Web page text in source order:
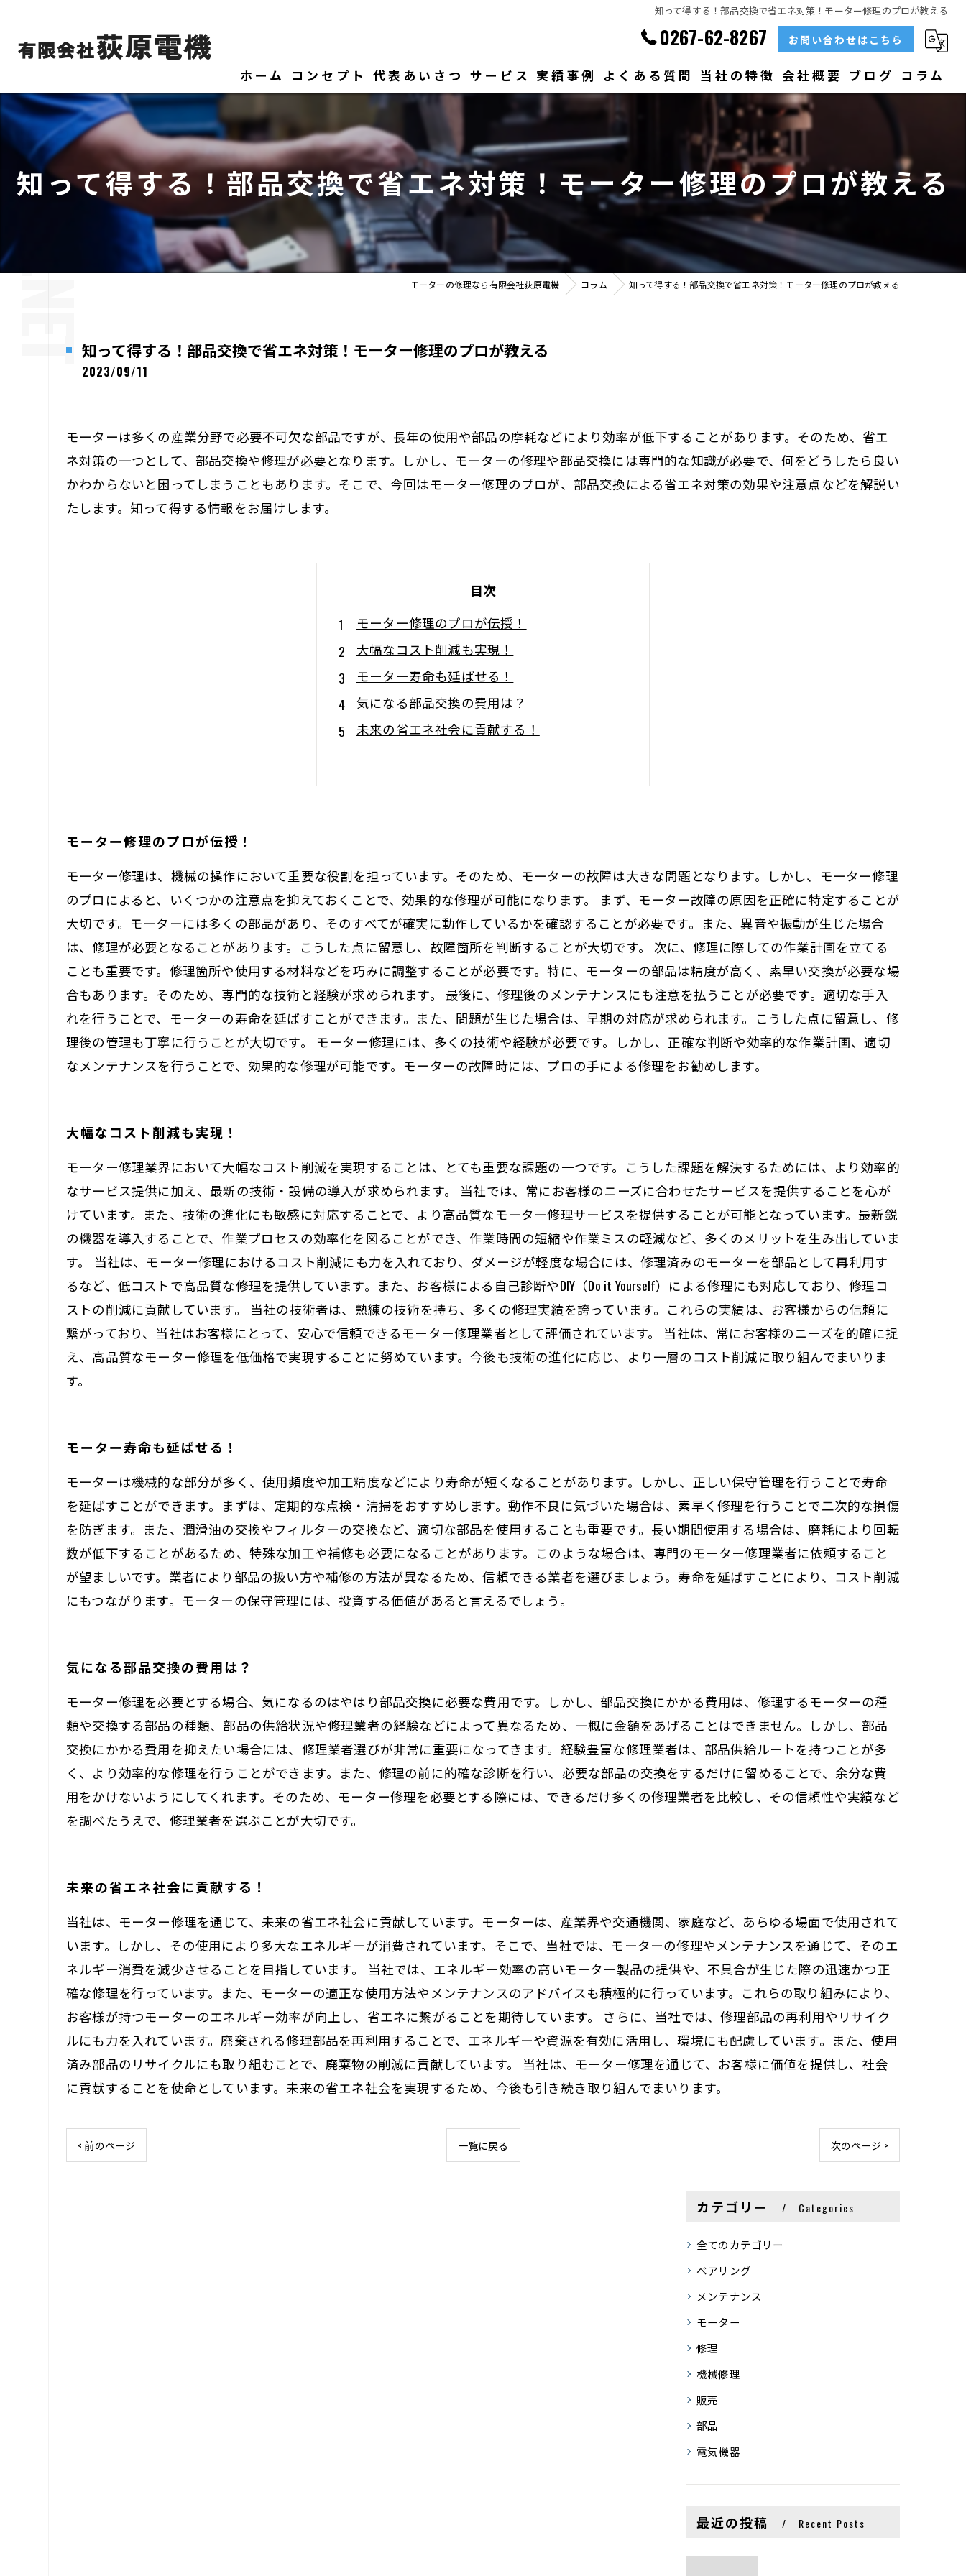
知って得する！部品交換で省エネ対策！モーター修理のプロが教える
0267-62-8267 お問い合わせはこちら
ホーム コンセプト 代表あいさつ サービス 実績事例 よくある質問 当社の特徴
ベアリング
大型
メンテナンス
販売
会社概要 ブログ コラム
知って得する！部品交換で省エネ対策！モーター修理のプロが教える
モーターの修理なら有限会社荻原電機 コラム 知って得する！部品交換で省エネ対策！モーター修理のプロが教える
知って得する！部品交換で省エネ対策！モーター修理のプロが教える
2023/09/11
モーターは多くの産業分野で必要不可欠な部品ですが、長年の使用や部品の摩耗などにより効率が低下することがあります。そのため、省エ
ネ対策の一つとして、部品交換や修理が必要となります。しかし、モーターの修理や部品交換には専門的な知識が必要で、何をどうしたら良い
かわからないと困ってしまうこともあります。そこで、今回はモーター修理のプロが、部品交換による省エネ対策の効果や注意点などを解説い
たします。知って得する情報をお届けします。
目次
モーター修理のプロが伝授！
大幅なコスト削減も実現！
モーター寿命も延ばせる！
気になる部品交換の費用は？
未来の省エネ社会に貢献する！
モーター修理のプロが伝授！
モーター修理は、機械の操作において重要な役割を担っています。そのため、モーターの故障は大きな問題となります。しかし、モーター修理
のプロによると、いくつかの注意点を抑えておくことで、効果的な修理が可能になります。 まず、モーター故障の原因を正確に特定することが
大切です。モーターには多くの部品があり、そのすべてが確実に動作しているかを確認することが必要です。また、異音や振動が生じた場合
は、修理が必要となることがあります。こうした点に留意し、故障箇所を判断することが大切です。 次に、修理に際しての作業計画を立てる
ことも重要です。修理箇所や使用する材料などを巧みに調整することが必要です。特に、モーターの部品は精度が高く、素早い交換が必要な場
合もあります。そのため、専門的な技術と経験が求められます。 最後に、修理後のメンテナンスにも注意を払うことが必要です。適切な手入
れを行うことで、モーターの寿命を延ばすことができます。また、問題が生じた場合は、早期の対応が求められます。こうした点に留意し、修
理後の管理も丁寧に行うことが大切です。 モーター修理には、多くの技術や経験が必要です。しかし、正確な判断や効率的な作業計画、適切
なメンテナンスを行うことで、効果的な修理が可能です。モーターの故障時には、プロの手による修理をお勧めします。
大幅なコスト削減も実現！
モーター修理業界において大幅なコスト削減を実現することは、とても重要な課題の一つです。こうした課題を解決するためには、より効率的
なサービス提供に加え、最新の技術・設備の導入が求められます。 当社では、常にお客様のニーズに合わせたサービスを提供することを心が
けています。また、技術の進化にも敏感に対応することで、より高品質なモーター修理サービスを提供することが可能となっています。最新鋭
の機器を導入することで、作業プロセスの効率化を図ることができ、作業時間の短縮や作業ミスの軽減など、多くのメリットを生み出していま
す。 当社は、モーター修理におけるコスト削減にも力を入れており、ダメージが軽度な場合には、修理済みのモーターを部品として再利用す
るなど、低コストで高品質な修理を提供しています。また、お客様による自己診断やDIY（Do it Yourself）による修理にも対応しており、修理コ
ストの削減に貢献しています。 当社の技術者は、熟練の技術を持ち、多くの修理実績を誇っています。これらの実績は、お客様からの信頼に
繋がっており、当社はお客様にとって、安心で信頼できるモーター修理業者として評価されています。 当社は、常にお客様のニーズを的確に捉
え、高品質なモーター修理を低価格で実現することに努めています。今後も技術の進化に応じ、より一層のコスト削減に取り組んでまいりま
す。
モーター寿命も延ばせる！
モーターは機械的な部分が多く、使用頻度や加工精度などにより寿命が短くなることがあります。しかし、正しい保守管理を行うことで寿命
を延ばすことができます。まずは、定期的な点検・清掃をおすすめします。動作不良に気づいた場合は、素早く修理を行うことで二次的な損傷
を防ぎます。また、潤滑油の交換やフィルターの交換など、適切な部品を使用することも重要です。長い期間使用する場合は、磨耗により回転
数が低下することがあるため、特殊な加工や補修も必要になることがあります。このような場合は、専門のモーター修理業者に依頼すること
が望ましいです。業者により部品の扱い方や補修の方法が異なるため、信頼できる業者を選びましょう。寿命を延ばすことにより、コスト削減
にもつながります。モーターの保守管理には、投資する価値があると言えるでしょう。
気になる部品交換の費用は？
モーター修理を必要とする場合、気になるのはやはり部品交換に必要な費用です。しかし、部品交換にかかる費用は、修理するモーターの種
類や交換する部品の種類、部品の供給状況や修理業者の経験などによって異なるため、一概に金額をあげることはできません。しかし、部品
交換にかかる費用を抑えたい場合には、修理業者選びが非常に重要になってきます。経験豊富な修理業者は、部品供給ルートを持つことが多
く、より効率的な修理を行うことができます。また、修理の前に的確な診断を行い、必要な部品の交換をするだけに留めることで、余分な費
用をかけないようにしてくれます。そのため、モーター修理を必要とする際には、できるだけ多くの修理業者を比較し、その信頼性や実績など
を調べたうえで、修理業者を選ぶことが大切です。
未来の省エネ社会に貢献する！
当社は、モーター修理を通じて、未来の省エネ社会に貢献しています。モーターは、産業界や交通機関、家庭など、あらゆる場面で使用されて
います。しかし、その使用により多大なエネルギーが消費されています。そこで、当社では、モーターの修理やメンテナンスを通じて、そのエ
ネルギー消費を減少させることを目指しています。 当社では、エネルギー効率の高いモーター製品の提供や、不具合が生じた際の迅速かつ正
確な修理を行っています。また、モーターの適正な使用方法やメンテナンスのアドバイスも積極的に行っています。これらの取り組みにより、
お客様が持つモーターのエネルギー効率が向上し、省エネに繋がることを期待しています。 さらに、当社では、修理部品の再利用やリサイク
ルにも力を入れています。廃棄される修理部品を再利用することで、エネルギーや資源を有効に活用し、環境にも配慮しています。また、使用
済み部品のリサイクルにも取り組むことで、廃棄物の削減に貢献しています。 当社は、モーター修理を通じて、お客様に価値を提供し、社会
に貢献することを使命としています。未来の省エネ社会を実現するため、今後も引き続き取り組んでまいります。
< 前のページ 一覧に戻る 次のページ >
カテゴリー Categories
全てのカテゴリー
ベアリング
メンテナンス
モーター
修理
機械修理
販売
部品
電気機器
最近の投稿 Recent Posts